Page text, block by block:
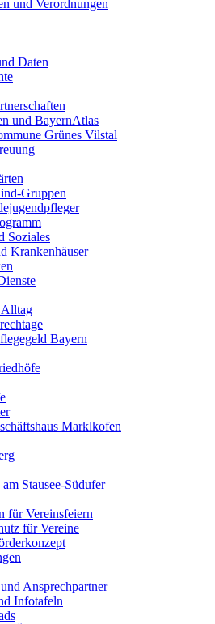
und Verordnungen
Daten
und BayernAtlas
Grünes Vilstal
Gruppen
Soziales
Krankenhäuser
Bayern
Marklkofen
am Stausee-Südufer
für Vereinsfeiern
für Vereine
Ansprechpartner
Infotafeln